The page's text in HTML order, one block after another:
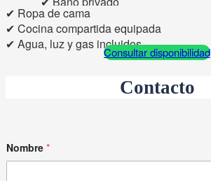
✔ WiFi de alta velocidad
✔ Limpieza semanal
✔ Ropa de cama
✔ Cocina compartida equipada
✔ Agua, luz y gas incluidos
Consultar disponibilidad
Contacto
Nombre *